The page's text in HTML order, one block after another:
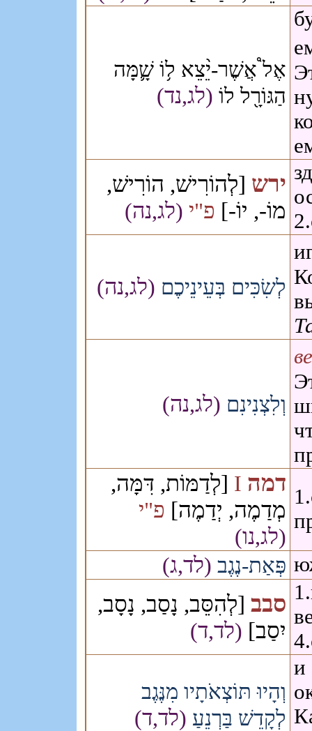
אֶל֩ אֲשֶׁר-יֵ֨צֵא ל֥וֹ שָׁ֛מָּה
הַגּוֹרָ֖ל לוֹ (לג,נד)
ירש [לְהוֹרִישׁ, הוֹרִישׁ,
מוֹ-, יוֹ-] פ"י (לג,נה)
לְשִׂכִּים בְּעֵינֵיכֶם (לג,נה)
וְלִצְנִינִם (לג,נה)
דמה I [לְדַמּוֹת, דִּמָּה,
מְדַמֶה, יְדַמֶה] פ"י
(לג,נו)
פְּאַת-נֶגֶב (לד,ג)
סבב [לְהִסֵּב, נָסַב, נָסָב,
יִסַב] (לד,ד)
и
וְהָיוּ תּוֹצְאֹתָיו מִנֶּגֶב
לְקָדֵשׁ בַּרְנֵעַ (לד,ד)